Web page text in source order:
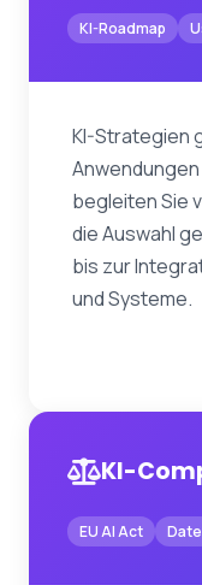
KI-Roadmap
KI-Strategien
begleiten Sie
die Auswahl
bis zur
und Systeme.
KI-
EU AI Act